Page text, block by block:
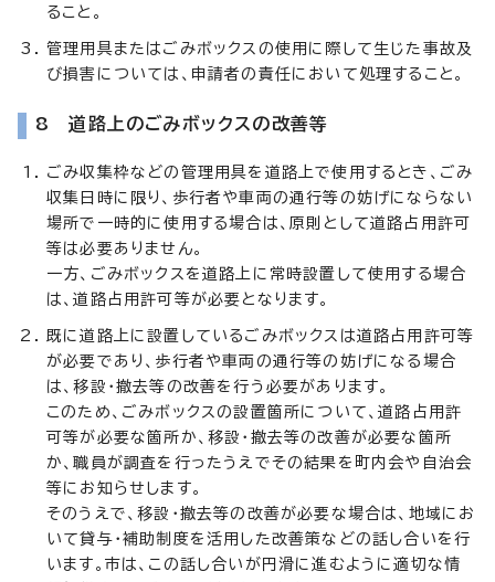
ること。
管理用具またはごみボックスの使用に際して生じた事故及
び損害については、申請者の責任において処理すること。
8 道路上のごみボックスの改善等
ごみ収集枠などの管理用具を道路上で使用するとき、ごみ
収集日時に限り、歩行者や車両の通行等の妨げにならない
場所で一時的に使用する場合は、原則として道路占用許可
等は必要ありません。
一方、ごみボックスを道路上に常時設置して使用する場合
は、道路占用許可等が必要となります。
既に道路上に設置しているごみボックスは道路占用許可等
が必要であり、歩行者や車両の通行等の妨げになる場合
は、移設・撤去等の改善を行う必要があります。
このため、ごみボックスの設置箇所について、道路占用許
可等が必要な箇所か、移設・撤去等の改善が必要な箇所
か、職員が調査を行ったうえでその結果を町内会や自治会
等にお知らせします。
そのうえで、移設・撤去等の改善が必要な場合は、地域にお
いて貸与・補助制度を活用した改善策などの話し合いを行
います。市は、この話し合いが円滑に進むように適切な情